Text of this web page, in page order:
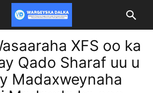
XFS oo ka
Qado Sharaf uu u
Madaxweynaha